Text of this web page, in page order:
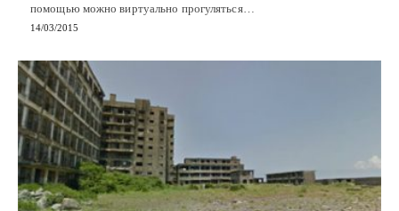
помощью можно виртуально прогуляться…
14/03/2015